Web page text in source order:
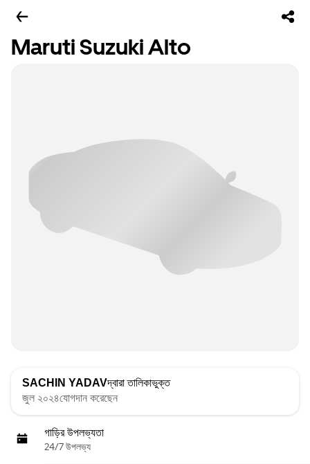
Maruti Suzuki Alto
SACHIN YADAVদ্বারা তালিকাভুক্ত
জুল ২০২৪যোগদান করেছেন
গাড়ির উপলভ্যতা
24/7 উপলভ্য